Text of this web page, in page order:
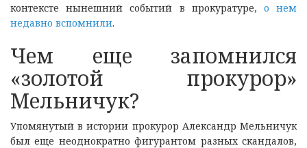
контексте нынешний событий в прокуратуре, о нем
недавно вспомнили.
Чем еще запомнился
«золотой прокурор»
Мельничук?
Упомянутый в истории прокурор Александр Мельничук
был еще неоднократно фигурантом разных скандалов,